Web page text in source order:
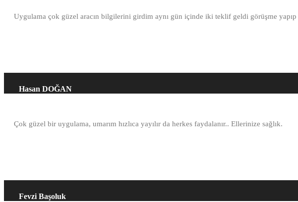
Uygulama çok güzel aracın bilgilerini girdim aynı gün içinde iki teklif geldi görüşme
Hasan DOĞAN
Çok güzel bir uygulama, umarım hızlıca yayılır da herkes faydalanır.. Ellerinize sağlık.
Fevzi Başoluk